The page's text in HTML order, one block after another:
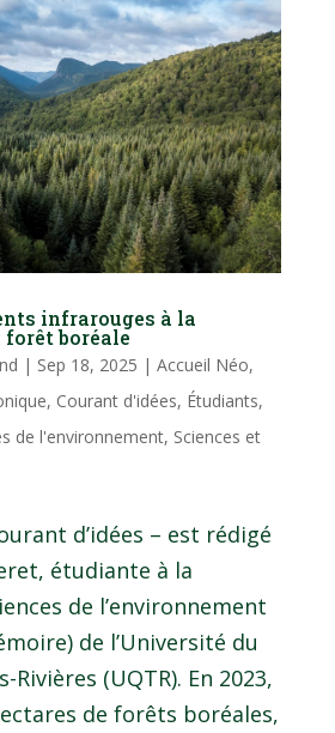
infrarouges à la
forêt boréale
| Sep 18, 2025 | Accueil Néo,
, Courant d'idées, Étudiants,
de l'environnement, Sciences et
d’idées – est rédigé
étudiante à la
de l’environnement
de l’Université du
Rivières (UQTR). En 2023,
de forêts boréales,